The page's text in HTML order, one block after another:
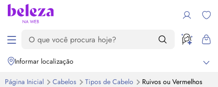
Informar localização
Página Inicial Cabelos Tipos de Cabelo Ruivos ou Vermelhos